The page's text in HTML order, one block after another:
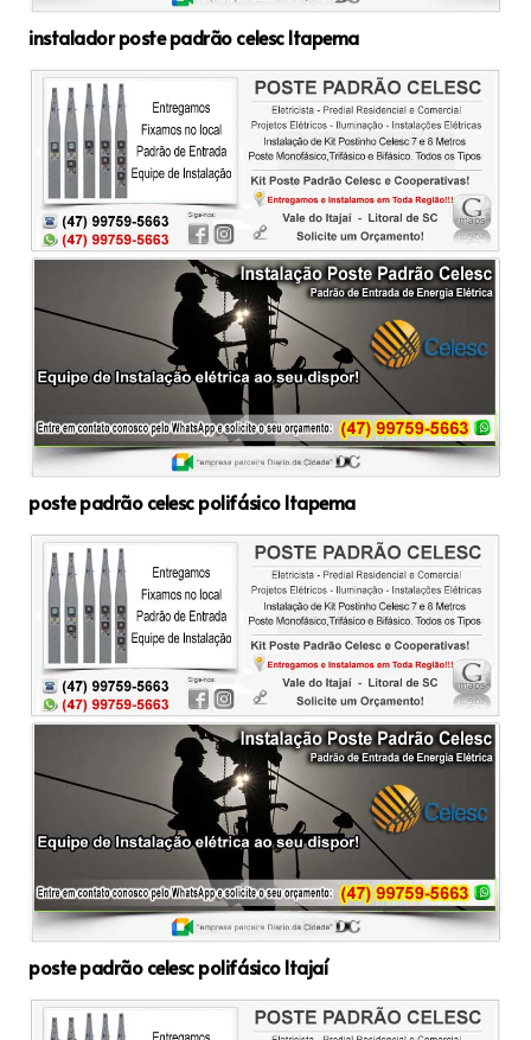
instalador poste padrão celesc Itapema
poste padrão celesc polifásico Itapema
poste padrão celesc polifásico Itajaí